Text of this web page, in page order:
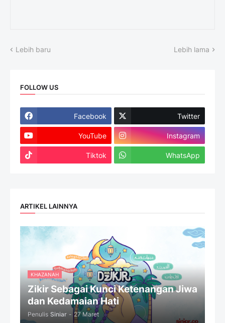
Lebih baru Lebih lama
FOLLOW US
Facebook Twitter
YouTube Instagram
Tiktok WhatsApp
ARTIKEL LAINNYA
KHAZANAH
Zikir Sebagai Kunci Ketenangan Jiwa
dan Kedamaian Hati
Penulis Siniar - 27 Maret